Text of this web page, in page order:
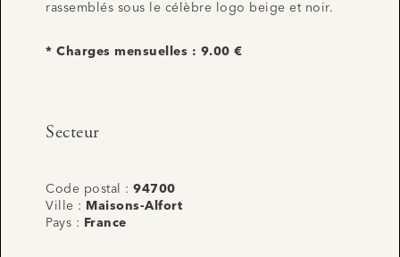
rassemblés sous le célèbre logo beige et noir.
* Charges mensuelles : 9.00 €
Secteur
Code postal : 94700
Ville :
Maisons-Alfort
Pays :
France